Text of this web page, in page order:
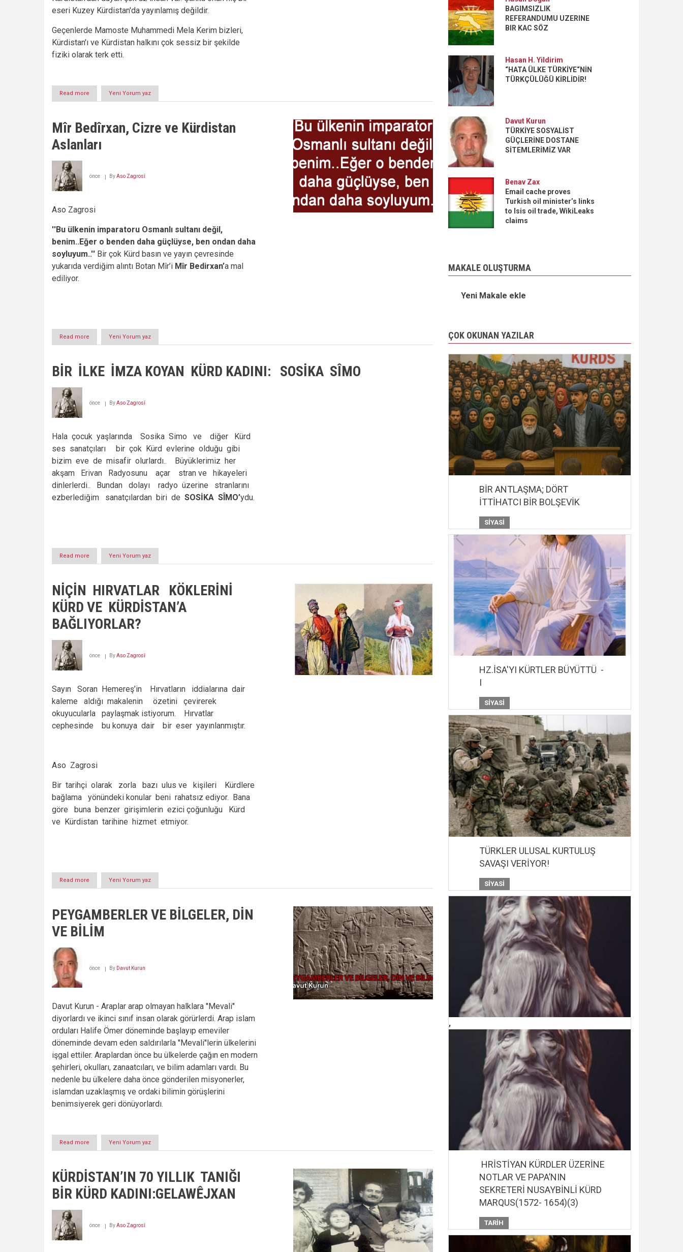
eseri Kuzey Kürdistan'da yayınlamış değildir.
Geçenlerde Mamoste Muhammedi Mela Kerim bizleri,
Kürdistan'ı ve Kürdistan halkını çok sessiz bir şekilde
fiziki olarak terk etti.
Read more
KÜRD
MAMOSTE
MELA
ETTİ!!!
Yeni Yorum yaz
Mîr Bedîrxan, Cizre ve Kürdistan
Aslanları
önce ByAso Zagrosî
Aso Zagrosi
''Bu ülkenin imparatoru Osmanlı sultanı değil,
benim..Eğer o benden daha güçlüyse, ben ondan daha
soyluyum..'' Bir çok Kürd basın ve yayın çevresinde
yukarıda verdiğim alıntı Botan Mîr’i Mîr Bedirxan’a mal
ediliyor.
Read more
Mîr
ve
Yeni Yorum yaz
BİR İLKE İMZA KOYAN KÜRD KADINI: SOSİKA SÎMO
önce ByAso Zagrosî
Hala çocuk yaşlarında Sosika Simo ve diğer Kürd
ses sanatçıları bir çok Kürd evlerine olduğu gibi
bizim eve de misafir olurlardı.. Büyüklerimiz her
akşam Erivan Radyosunu açar stran ve hikayeleri
dinlerlerdi.. Bundan dolayı radyo üzerine stranlarını
ezberlediğim sanatçılardan biri de SOSİKA SÎMO’ydu.
Read more
BİR
KOYAN
KADINI:
SÎMO
Yeni Yorum yaz
NİÇİN HIRVATLAR KÖKLERİNİ
KÜRD VE KÜRDİSTAN’A
BAĞLIYORLAR?
önce ByAso Zagrosî
Sayın Soran Hemereş’in Hırvatların iddialarına dair
kaleme aldığı makalenin özetini çevirerek
okuyucularla paylaşmak istiyorum. Hırvatlar
cephesinde bu konuya dair bir eser yayınlanmıştır.
Aso Zagrosi
Bir tarihçi olarak zorla bazı ulus ve kişileri Kürdlere
bağlama yönündeki konular beni rahatsız ediyor. Bana
göre buna benzer girişimlerin ezici çoğunluğu Kürd
ve Kürdistan tarihine hizmet etmiyor.
Read more
NİÇİN
KÜRD
VE
KÜRDİSTAN’A
Yeni Yorum yaz
PEYGAMBERLER VE BİLGELER, DİN
VE BİLİM
önce By Davut Kurun
Davut Kurun - Araplar arap olmayan halklara ''Mevali''
diyorlardı ve ikinci sınıf insan olarak görürlerdi. Arap islam
orduları Halife Ömer döneminde başlayıp emeviler
döneminde devam eden saldırılarla ''Mevali''lerin ülkelerini
işgal ettiler. Araplardan önce bu ülkelerde çağın en modern
şehirleri, okulları, zanaatcıları, ve bilim adamları vardı. Bu
nedenle bu ülkelere daha önce gönderilen misyonerler,
islamdan uzaklaşmış ve ordaki bilimin görüşlerini
benimsiyerek geri dönüyorlardı.
Read more
PEYGAMBERLER
DİN
VE
BİLİM
Yeni Yorum yaz
KÜRDİSTAN’IN 70 YILLIK TANIĞI
BİR KÜRD KADINI:GELAWÊJXAN
önce ByAso Zagrosî
BAGIMSIZLIK
REFERANDUMU UZERINE
BIR KAC SÖZ
Hasan H. Yildirim
“HATA ÜLKE TÜRKİYE“NİN
TÜRKÇÜLÜĞÜ KİRLİDİR!
Davut Kurun
TÜRKİYE SOSYALİST
GÜÇLERİNE DOSTANE
SİTEMLERİMİZ VAR
Benav Zax
Email cache proves
Turkish oil minister’s links
to Isis oil trade, WikiLeaks
claims
MAKALE OLUŞTURMA
Yeni Makale ekle
ÇOK OKUNAN YAZILAR
BİR ANTLAŞMA; DÖRT
İTTİHATCI BİR BOLŞEVİK
SIYASI
HZ.İSA'YI KÜRTLER BÜYÜTTÜ -
I
SIYASI
TÜRKLER ULUSAL KURTULUŞ
SAVAŞI VERİYOR!
SIYASI
,
HRİSTİYAN KÜRDLER ÜZERİNE
NOTLAR VE PAPA’NIN
SEKRETERİ NUSAYBİNLİ KÜRD
MARQUS(1572- 1654)(3)
TARIH